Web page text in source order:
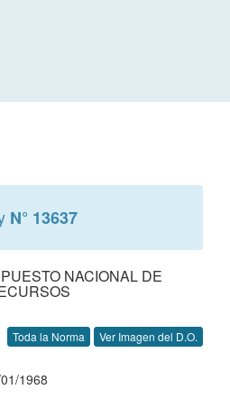
N° 13637
NACIONAL DE
Toda la Norma Ver Imagen del D.O.
1968